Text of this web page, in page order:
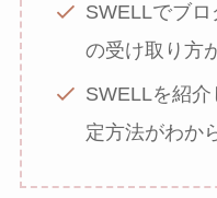
SWELLでブ
の受け取り方
SWELLを紹
定方法がわか